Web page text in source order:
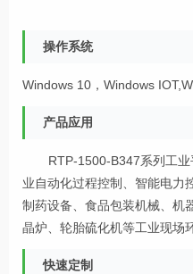
操作系统
Windows 10，Windows
产品应用
RTP-1500-B347系列工
业自动化过程控制、智能电力
制药设备、食品包装机械、机
晶炉、轮胎硫化机等工业现场
快速定制